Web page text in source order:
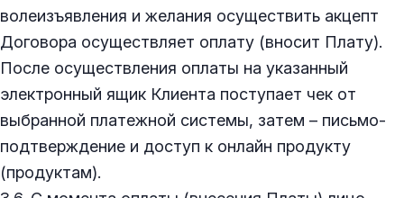
волеизъявления и желания осуществить акцепт
Договора осуществляет оплату (вносит Плату).
После осуществления оплаты на указанный
электронный ящик Клиента поступает чек от
выбранной платежной системы, затем – письмо-
подтверждение и доступ к онлайн продукту
(продуктам).